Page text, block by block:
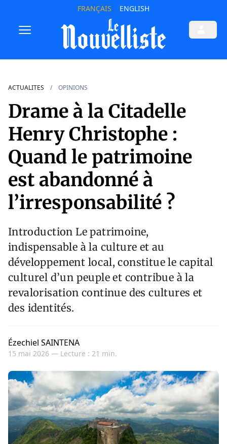
FRANÇAIS ENGLISH
ACTUALITES OPINIONS
Drame à la Citadelle
Henry Christophe :
Quand le patrimoine
est abandonné à
l’irresponsabilité ?
Introduction Le patrimoine,
indispensable à la culture et au
développement local, constitue le capital
culturel d’un peuple et contribue à la
revalorisation continue des cultures et
des identités.
Ézechiel SAINTENA
15 mai 2026 — Lecture : 21 min.